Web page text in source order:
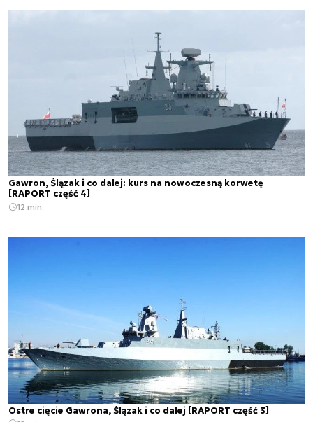
Gawron, Ślązak i co dalej: kurs na nowoczesną korwetę
[RAPORT część 4]
12 min.
Ostre cięcie Gawrona, Ślązak i co dalej [RAPORT część 3]